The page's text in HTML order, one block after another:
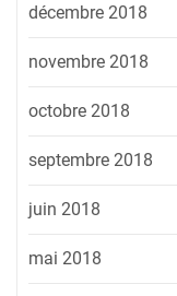
décembre 2018
novembre 2018
octobre 2018
septembre 2018
juin 2018
mai 2018